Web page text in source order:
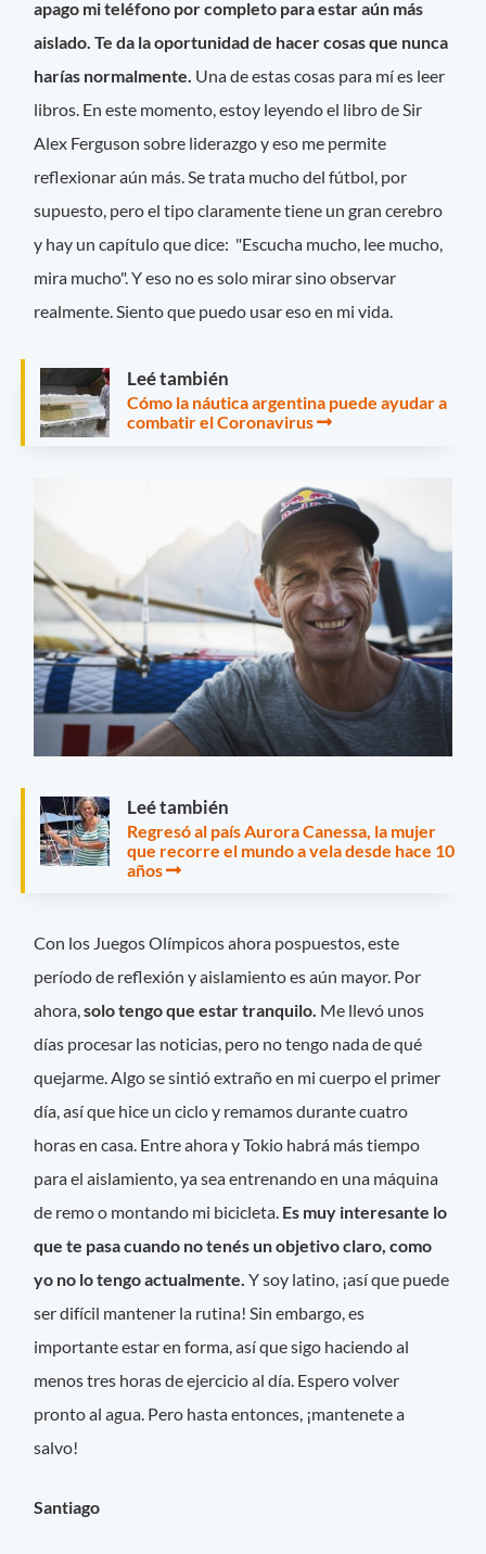
apago mi teléfono por completo para estar aún más
aislado. Te da la oportunidad de hacer cosas que nunca
harías normalmente. Una de estas cosas para mí es leer
libros. En este momento, estoy leyendo el libro de Sir
Alex Ferguson sobre liderazgo y eso me permite
reflexionar aún más. Se trata mucho del fútbol, ​​por
supuesto, pero el tipo claramente tiene un gran cerebro
y hay un capítulo que dice: "Escucha mucho, lee mucho,
mira mucho". Y eso no es solo mirar sino observar
realmente. Siento que puedo usar eso en mi vida.
Leé también
Cómo la náutica argentina puede ayudar a
combatir el Coronavirus
Leé también
Regresó al país Aurora Canessa, la mujer
que recorre el mundo a vela desde hace 10
años
Con los Juegos Olímpicos ahora pospuestos, este
período de reflexión y aislamiento es aún mayor. Por
ahora,solo tengo que estar tranquilo. Me llevó unos
días procesar las noticias, pero no tengo nada de qué
quejarme. Algo se sintió extraño en mi cuerpo el primer
día, así que hice un ciclo y remamos durante cuatro
horas en casa. Entre ahora y Tokio habrá más tiempo
para el aislamiento, ya sea entrenando en una máquina
de remo o montando mi bicicleta. Es muy interesante lo
que te pasa cuando no tenés un objetivo claro, como
yo no lo tengo actualmente. Y soy latino, ¡así que puede
ser difícil mantener la rutina! Sin embargo, es
importante estar en forma, así que sigo haciendo al
menos tres horas de ejercicio al día. Espero volver
pronto al agua. Pero hasta entonces, ¡mantenete a
salvo!
Santiago